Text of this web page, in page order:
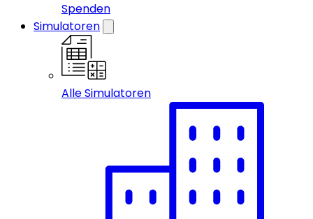
Spenden
Simulatoren
Alle Simulatoren